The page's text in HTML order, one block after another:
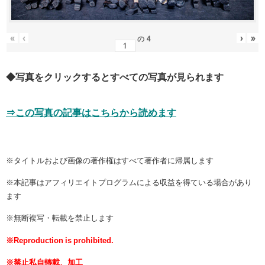
« ‹ の 4 › »
◆写真をクリックするとすべての写真が見られます
⇒この写真の記事はこちらから読めます
※タイトルおよび画像の著作権はすべて著作者に帰属します
※本記事はアフィリエイトプログラムによる収益を得ている場合があり
ます
※無断複写・転載を禁止します
※Reproduction is prohibited.
※禁止私自轉載、加工